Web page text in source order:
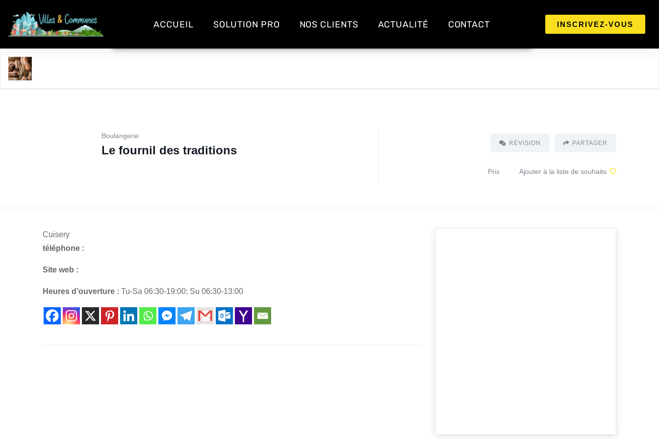
ACCUEIL SOLUTION PRO NOS CLIENTS ACTUALITÉ CONTACT INSCRIVEZ-VOUS
Boulangerie
Le fournil des traditions
RÉVISION PARTAGER
Prix Ajouter à la liste de souhaits
Cuisery
téléphone :
Site web :
Heures d’ouverture : Tu-Sa 06:30-19:00; Su 06:30-13:00